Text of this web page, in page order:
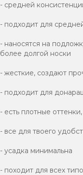
- средней
- подходит для
- наносятся на
более долгой носки
- жесткие, создают
- подходит для
- есть плотные
- все для твоего
- усадка минимальна
- походит для всех